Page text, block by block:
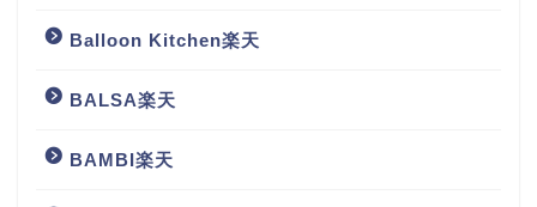
Balloon Kitchen楽天
BALSA楽天
BAMBI楽天